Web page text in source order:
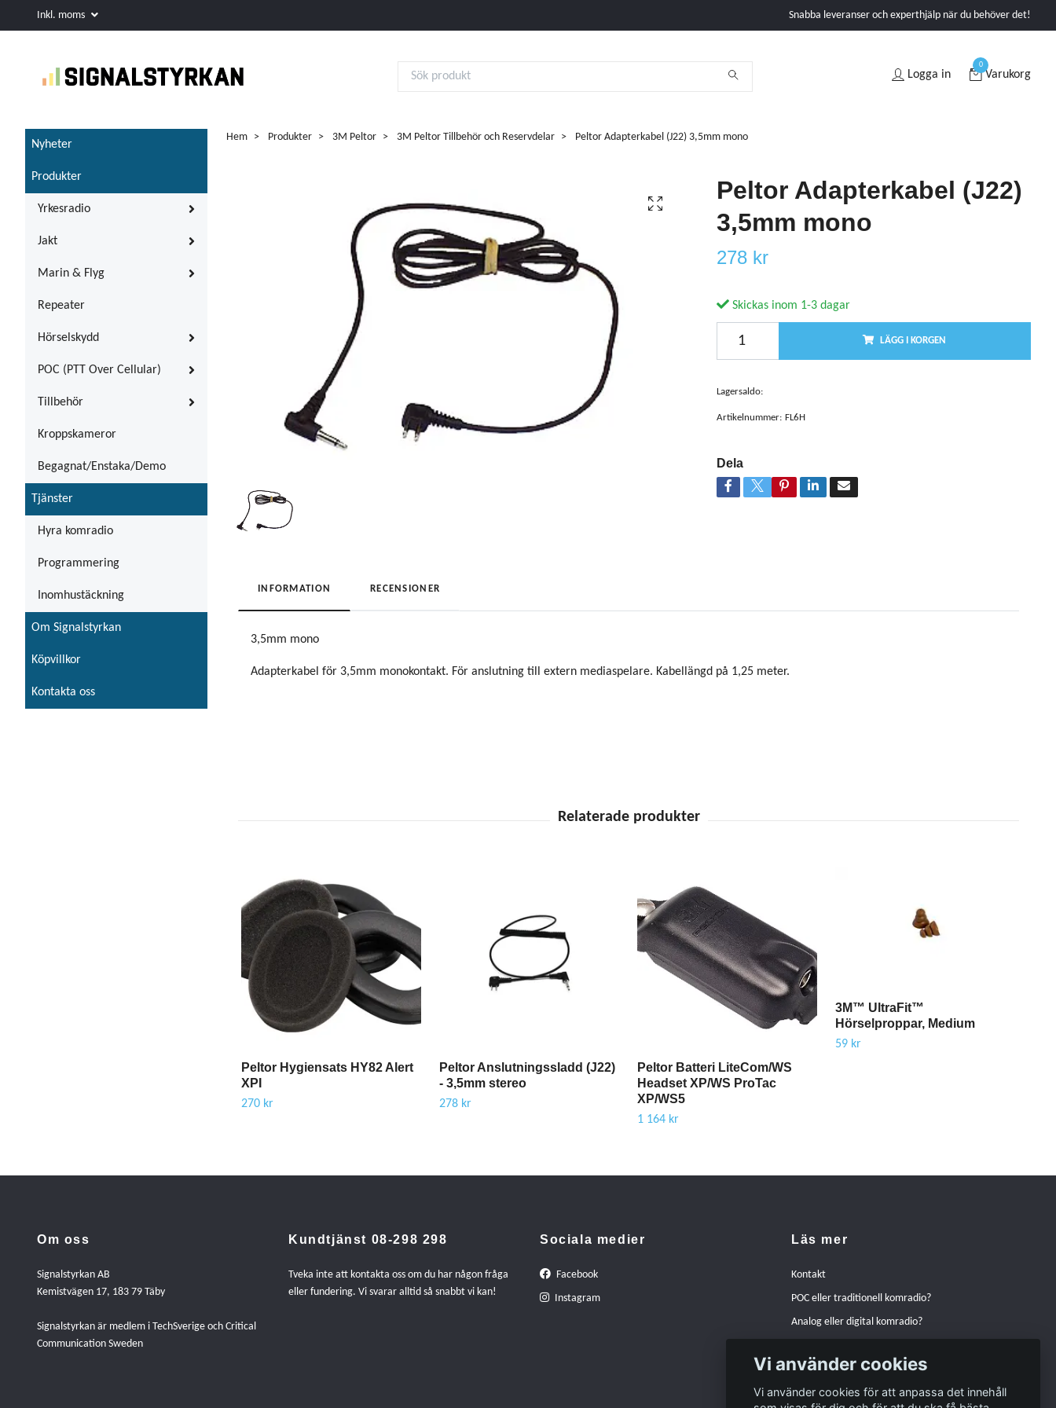
Inkl. moms Snabba leveranser och experthjälp när du behöver det!
Logga in
0
Varukorg
Nyheter
Produkter
Yrkesradio
Jakt
Marin & Flyg
Repeater
Hörselskydd
POC (PTT Over Cellular)
Tillbehör
Kroppskameror
Begagnat/Enstaka/Demo
Tjänster
Hyra komradio
Programmering
Inomhustäckning
Om Signalstyrkan
Köpvillkor
Kontakta oss
Hem Produkter 3M Peltor 3M Peltor Tillbehör och Reservdelar Peltor Adapterkabel (J22) 3,5mm mono
Peltor Adapterkabel (J22)
3,5mm mono
278 kr
Skickas inom 1-3 dagar
LÄGG I KORGEN
Lagersaldo:
Artikelnummer: FL6H
Dela
INFORMATION RECENSIONER
3,5mm mono
Adapterkabel för 3,5mm monokontakt. För anslutning till extern mediaspelare. Kabellängd på 1,25 meter.
Peltor Hygiensats HY82 Alert
XPI
270 kr
Peltor Anslutningssladd (J22)
- 3,5mm stereo
278 kr
Peltor Batteri LiteCom/WS
Headset XP/WS ProTac
XP/WS5
1 164 kr
3M™ UltraFit™
Hörselproppar, Medium
59 kr
Om oss
Signalstyrkan AB
Kemistvägen 17, 183 79 Täby
Signalstyrkan är medlem i TechSverige och Critical
Communication Sweden
Kundtjänst 08-298 298
Tveka inte att kontakta oss om du har någon fråga
eller fundering. Vi svarar alltid så snabbt vi kan!
Sociala medier
Facebook
Instagram
Läs mer
Kontakt
POC eller traditionell komradio?
Analog eller digital komradio?
Varför välja Peltor hörselskydd istället för andra
alternativ?
Vi använder cookies
Vi använder cookies för att anpassa det innehåll